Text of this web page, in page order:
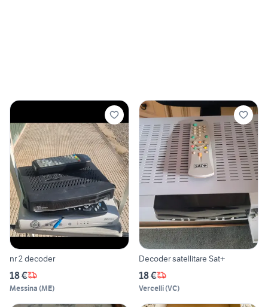
nr 2 decoder
18 €
Messina (ME)
Decoder satellitare Sat+
18 €
Vercelli(VC)